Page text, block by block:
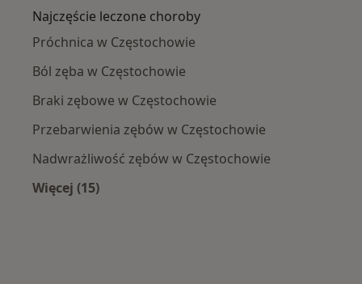
Najczęście leczone choroby
Próchnica w Częstochowie
Ból zęba w Częstochowie
Braki zębowe w Częstochowie
Przebarwienia zębów w Częstochowie
Nadwrażliwość zębów w Częstochowie
Więcej (15)